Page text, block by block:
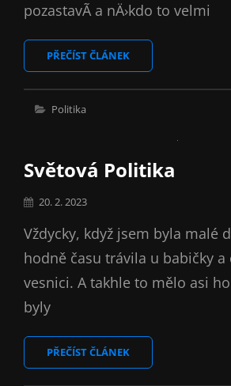
pozastavÃ­ a nÄ›kdo to velmi
PŘEČÍST ČLÁNEKCO
PŘEDCHÁZÍ
Cat
Politika
Světová Politika
Posted
20. 2. 2023
Vždycky, když jsem byla malé
hodně času trávila u babičky a
vesnici. A takhle to mělo asi
byly
PŘEČÍST ČLÁNEKSVĚTOVÁ
POLITIKA